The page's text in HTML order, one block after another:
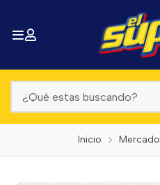
Inicio Mercado